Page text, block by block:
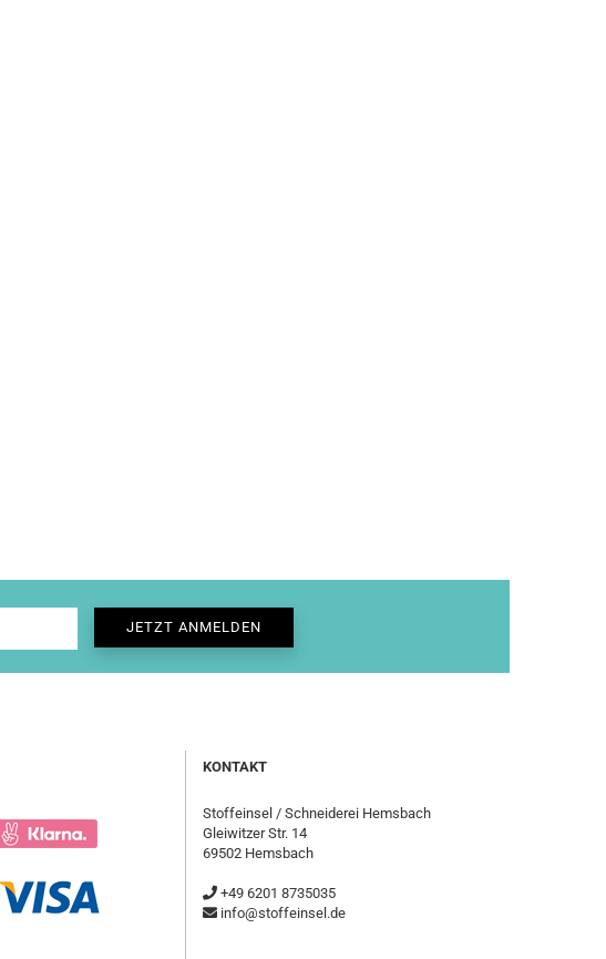
KONTAKT
Stoffeinsel / Schneiderei Hemsbach
Gleiwitzer Str. 14
69502 Hemsbach
+49 6201 8735035
info@stoffeinsel.de